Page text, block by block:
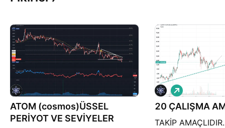
ATOM (cosmos)ÜSSEL
PERİYOT VE SEVİYELER
20 ÇALIŞMA
TAKİP
A
l
ı
ş